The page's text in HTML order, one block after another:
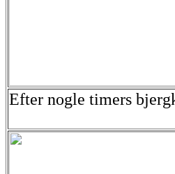
Efter nogle timers